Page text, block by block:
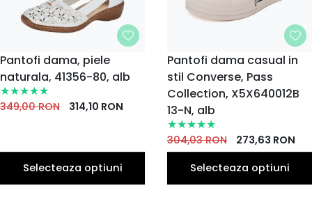
MARIME
36
EU
37
EU
38
EU
39
EU
40
EU
41
EU
Pantofi dama, piele
naturala, 41356-80, alb
349,00RON 314,10 RON
Selecteaza optiuni
MARIME
35
EU
36
EU
37
EU
38
EU
40
EU
Pantofi dama casual in
stil Converse, Pass
Collection, X5X640012B
13-N, alb
304,03RON 273,63 RON
Selecteaza optiuni